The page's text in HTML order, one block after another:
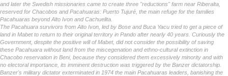
and later the Swedish missionaries came to create three "reductions" farm near Riberalta,
reserved for Chacobos and Pacahuaras: Puerto Tujuré, the main refuge for the families
Pacahuaras beyond Alto Ivon and Cachuelita.
The Pacahuara survivors from Alto Ivon, led by Bose and Buca Yacu tried to get a piece of
land in Mabet to return to their original territory in Pando after nearly 40 years. Curiously the
Government, despite the positive will of Mabet, did not consider the possibility of saving
these Pacahuara without land from the miscegenation and ethno-cultural extinction in
Chacobo reservation in Beni, because they considered them excessively minority and with
no electoral importance, its imminent destruction was triggered by the Banzer dictatorship.
Banzer's military dictator exterminated in 1974 the main Pacahuaras leaders, banishing the